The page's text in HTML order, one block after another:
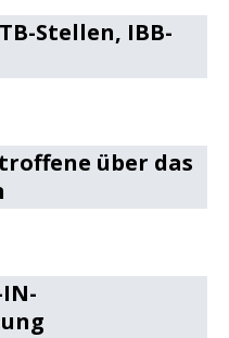
Stellen, IBB-
über das